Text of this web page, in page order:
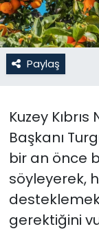
Paylaş
Kuzey
Başkanı
bir an önce
söyleyerek,
gerektiğini
Otomobil
Politika
Spor
Teknoloji
TÜRKiYE